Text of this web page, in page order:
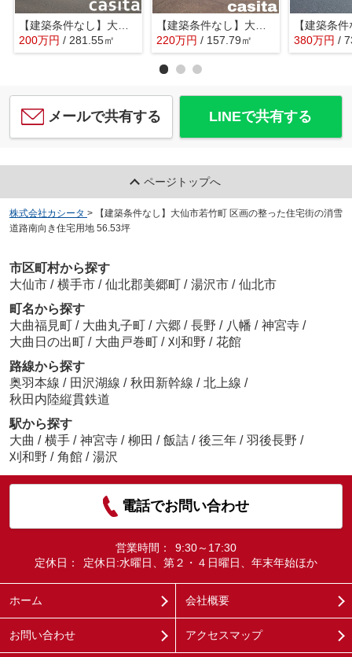
【建築条件なし】大仙市花館中台 85.16坪 土地物件・事業用地・住宅用地
200万円 / 281.55㎡
【建築条件なし】大仙市大曲福見町 解体更地渡しの南向き角地物件 東側道路は消雪道路47.73坪
220万円 / 157.79㎡ 380万円 /
メールで共有する LINEで共有する
ページトップへ
株式会社カシータ >
【建築条件なし】大仙市若竹町 区画の整った住宅街の消雪
道路南向き住宅用地 56.53坪
市区町村から探す
大仙市 / 横手市 / 仙北郡美郷町 / 湯沢市 / 仙北市
町名から探す
大曲福見町 / 大曲丸子町 / 六郷 / 長野 / 八幡 / 神宮寺 /
大曲日の出町 / 大曲戸巻町 / 刈和野 / 花館
路線から探す
奥羽本線 / 田沢湖線 / 秋田新幹線 / 北上線 /
秋田内陸縦貫鉄道
駅から探す
大曲 / 横手 / 神宮寺 / 柳田 / 飯詰 / 後三年 / 羽後長野 /
刈和野 / 角館 / 湯沢
電話でお問い合わせ
営業時間：
9:30～17:30
定休日：
定休日:水曜日、第２・４日曜日、年末年始ほか
ホーム 会社概要
お問い合わせ アクセスマップ